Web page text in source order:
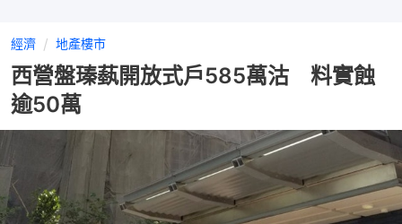
經濟 地產樓市
西營盤瑧蓺開放式戶585萬沽 料實蝕
逾50萬